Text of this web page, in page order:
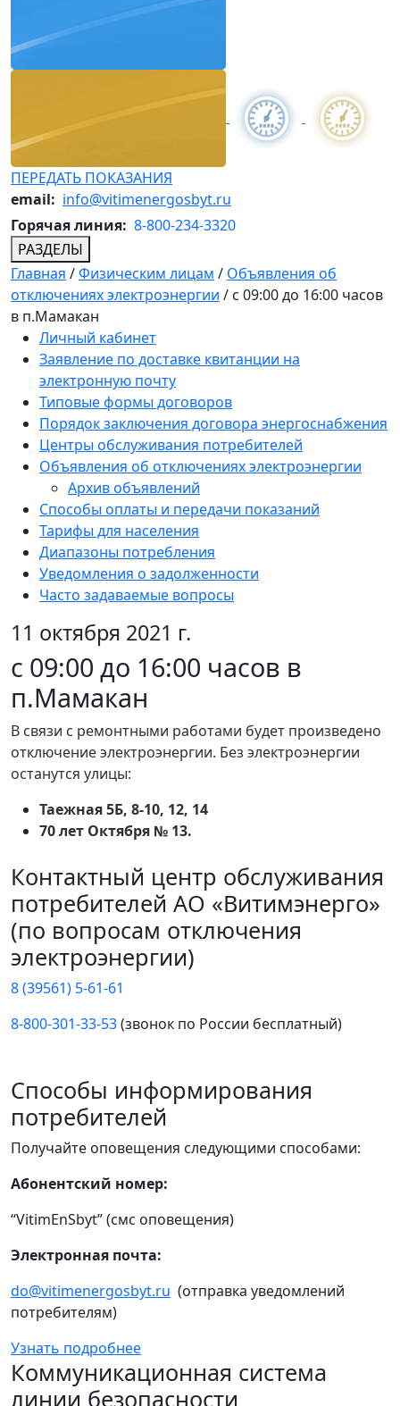
ПЕРЕДАТЬ ПОКАЗАНИЯ
email: info@vitimenergosbyt.ru
Горячая линия: 8-800-234-3320
РАЗДЕЛЫ
Главная /Физическим лицам / Объявления об
отключениях электроэнергии / с 09:00 до 16:00 часов
в п.Мамакан
Личный кабинет
Заявление по доставке квитанции на
электронную почту
Типовые формы договоров
Порядок заключения договора энергоснабжения
Центры обслуживания потребителей
Объявления об отключениях электроэнергии
Архив объявлений
Способы оплаты и передачи показаний
Тарифы для населения
Диапазоны потребления
Уведомления о задолженности
Часто задаваемые вопросы
11 октября 2021 г.
с 09:00 до 16:00 часов в
п.Мамакан
В связи с ремонтными работами будет произведено
отключение электроэнергии. Без электроэнергии
останутся улицы:
Таежная 5Б, 8-10, 12, 14
70 лет Октября № 13.
Контактный центр обслуживания
потребителей АО «Витимэнерго»
(по вопросам отключения
электроэнергии)
8 (39561) 5-61-61
8-800-301-33-53(звонок по России бесплатный)
Способы информирования
потребителей
Получайте оповещения следующими способами:
Абонентский номер:
“VitimEnSbyt” (смс оповещения)
Электронная почта:
do@vitimenergosbyt.ru (отправка уведомлений
потребителям)
Узнать подробнее
Коммуникационная система
линии безопасности